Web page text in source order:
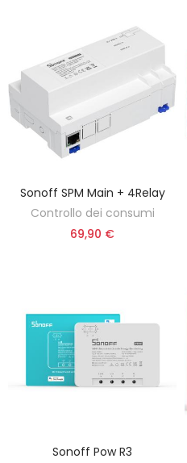
SELEZIONA UN'OPZIONE
Sonoff SPM Main + 4Relay
Controllo dei consumi
69,90 €
AGGIUNGI AL CARRELLO
Sonoff Pow R3